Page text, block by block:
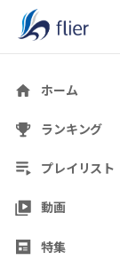
ホーム
ランキング
プレイリスト
動画
特集